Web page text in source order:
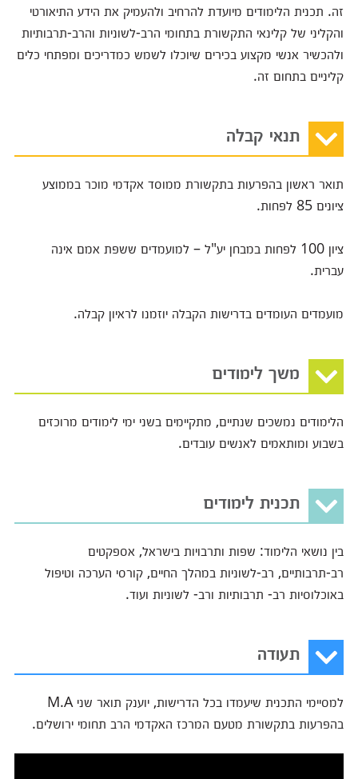
זה. תכנית הלימודים מיועדת להרחיב ולהעמיק את הידע התיאורטי
והקליני של קלינאי התקשורת בתחומי הרב-לשוניות והרב-תרבותיות
ולהכשיר אנשי מקצוע בכירים שיוכלו לשמש כמדריכים ומפתחי כלים
קליניים בתחום זה.
תנאי קבלה
תואר ראשון בהפרעות בתקשורת ממוסד אקדמי מוכר בממוצע
ציונים 85 לפחות.
ציון 100 לפחות במבחן יע"ל – למועמדים ששפת אמם אינה
עברית.
מועמדים העומדים בדרישות הקבלה יוזמנו לראיון קבלה.
משך לימודים
הלימודים נמשכים שנתיים, מתקיימים בשני ימי לימודים מרוכזים
בשבוע ומותאמים לאנשים עובדים.
תכנית לימודים
בין נושאי הלימוד: שפות ותרבויות בישראל, אספקטים
רב-תרבותיים, רב-לשוניות במהלך החיים, קורסי הערכה וטיפול
באוכלוסיות רב- תרבותיות ורב- לשוניות ועוד.
תעודה
למסיימי התכנית שיעמדו בכל הדרישות, יוענק תואר שני M.A
בהפרעות בתקשורת מטעם המרכז האקדמי הרב תחומי ירושלים.